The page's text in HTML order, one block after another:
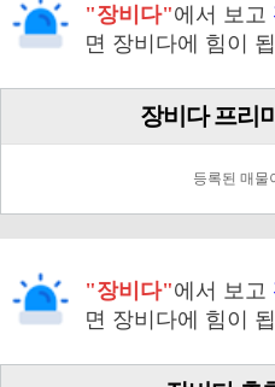
"장비다"에서 보고
면 장비다에 힘이
장비다 프리
등록된 매물
"장비다"에서 보고
면 장비다에 힘이